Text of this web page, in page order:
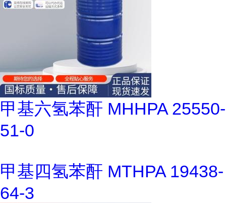
甲基六氢苯酐 MHHPA 25550-
51-0
甲基四氢苯酐 MTHPA 19438-
64-3